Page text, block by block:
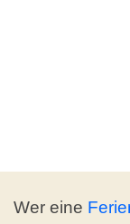
Wer eine